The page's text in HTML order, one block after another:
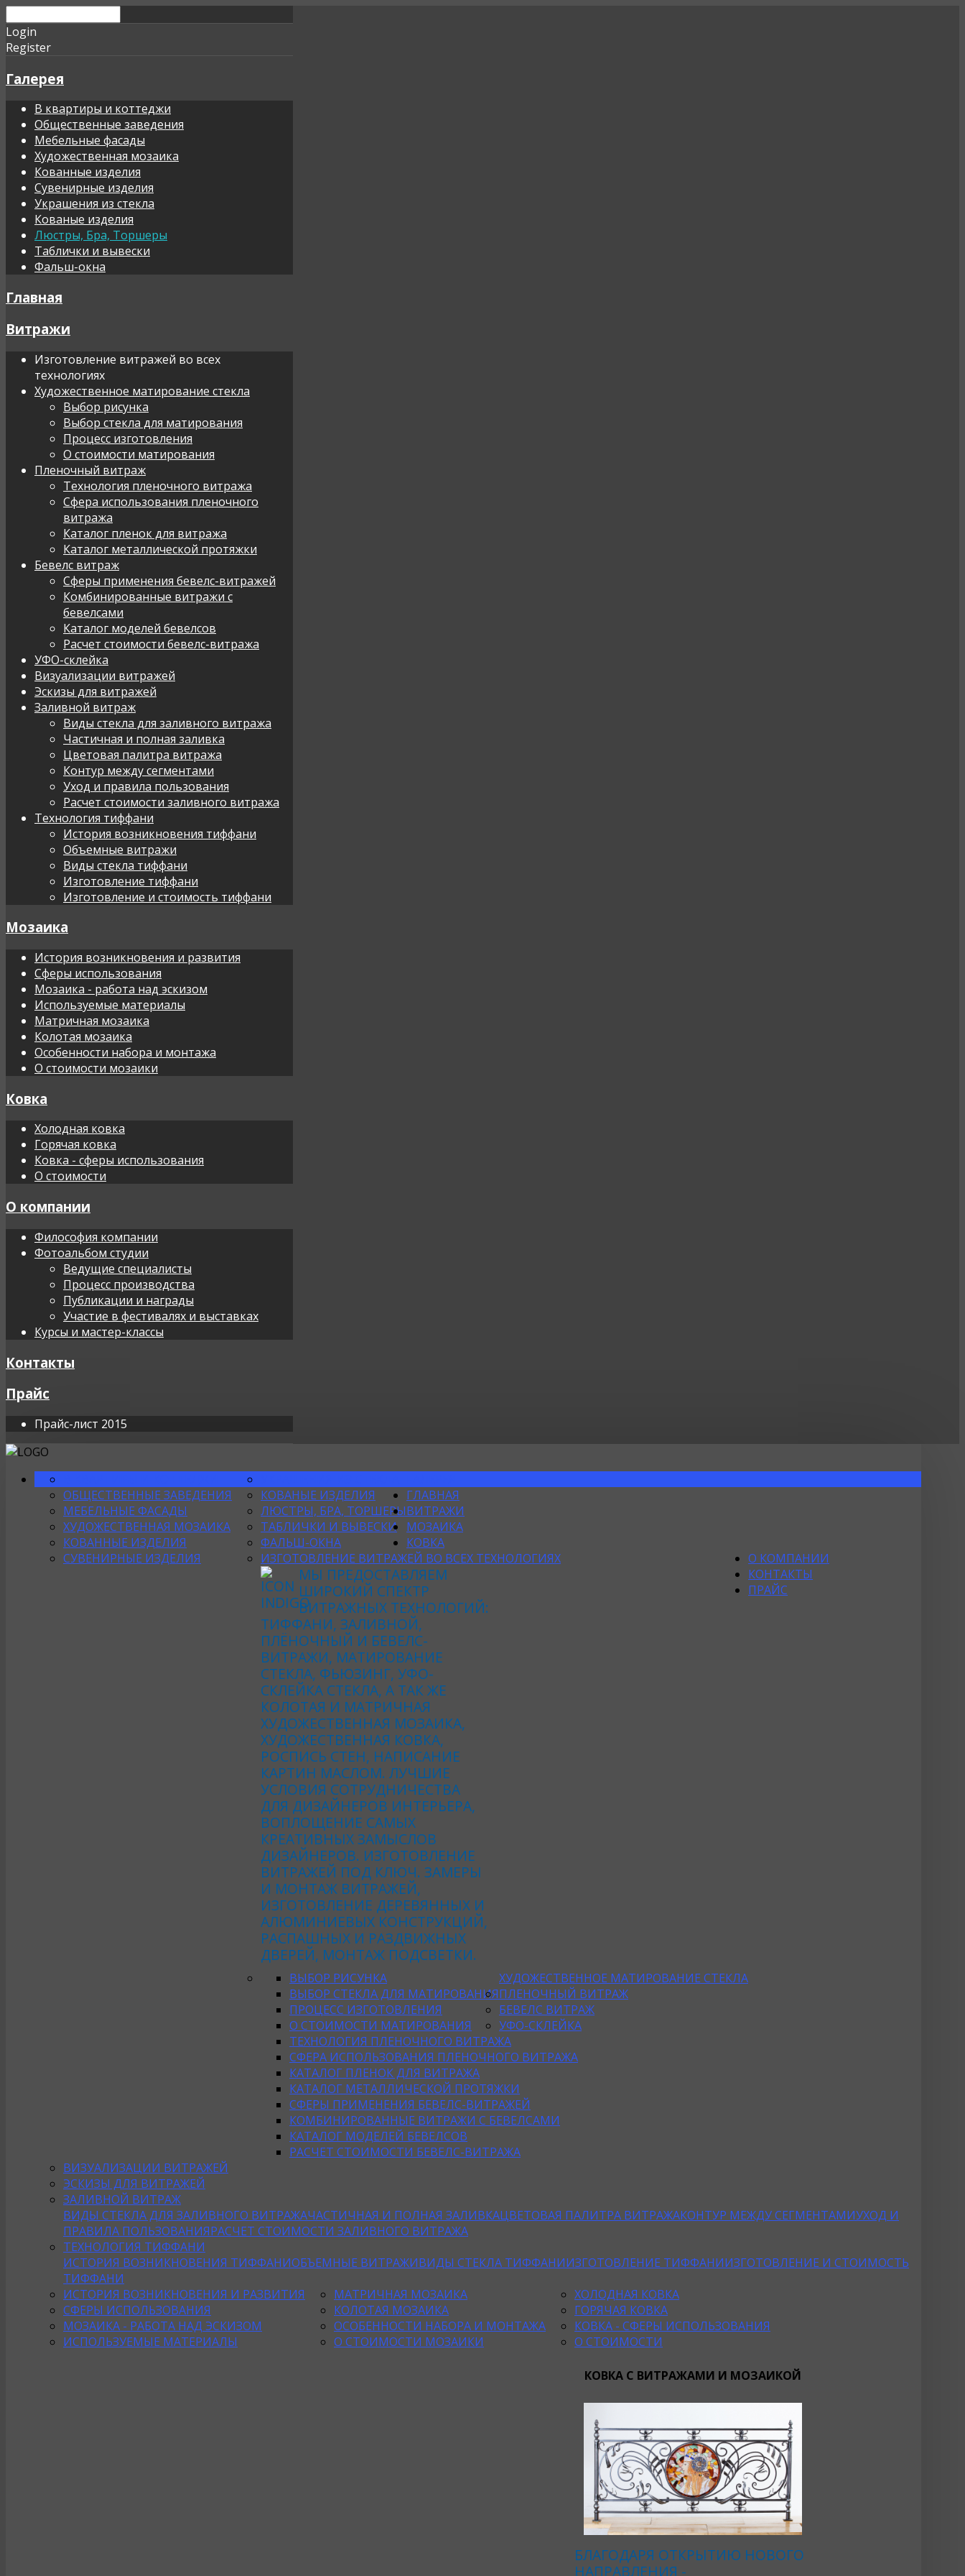
Login
Register
Галерея
В квартиры и коттеджи
Общественные заведения
Мебельные фасады
Художественная мозаика
Кованные изделия
Сувенирные изделия
Украшения из стекла
Кованые изделия
Люстры, Бра, Торшеры
Таблички и вывески
Фальш-окна
Главная
Витражи
Изготовление витражей во всех
технологиях
Художественное матирование стекла
Выбор рисунка
Выбор стекла для матирования
Процесс изготовления
О стоимости матирования
Пленочный витраж
Технология пленочного витража
Сфера использования пленочного
витража
Каталог пленок для витража
Каталог металлической протяжки
Бевелс витраж
Сферы применения бевелс-витражей
Комбинированные витражи с
бевелсами
Каталог моделей бевелсов
Расчет стоимости бевелс-витража
УФО-склейка
Визуализации витражей
Эскизы для витражей
Заливной витраж
Виды стекла для заливного витража
Частичная и полная заливка
Цветовая палитра витража
Контур между сегментами
Уход и правила пользования
Расчет стоимости заливного витража
Технология тиффани
История возникновения тиффани
Объемные витражи
Виды стекла тиффани
Изготовление тиффани
Изготовление и стоимость тиффани
Мозаика
История возникновения и развития
Сферы использования
Мозаика - работа над эскизом
Используемые материалы
Матричная мозаика
Колотая мозаика
Особенности набора и монтажа
О стоимости мозаики
Ковка
Холодная ковка
Горячая ковка
Ковка - сферы использования
О стоимости
О компании
Философия компании
Фотоальбом студии
Ведущие специалисты
Процесс производства
Публикации и награды
Участие в фестивалях и выставках
Курсы и мастер-классы
Контакты
Прайс
Прайс-лист 2015
ОБЩЕСТВЕННЫЕ ЗАВЕДЕНИЯ
МЕБЕЛЬНЫЕ ФАСАДЫ
ХУДОЖЕСТВЕННАЯ МОЗАИКА
КОВАННЫЕ ИЗДЕЛИЯ
СУВЕНИРНЫЕ ИЗДЕЛИЯ
КОВАНЫЕ ИЗДЕЛИЯ
ЛЮСТРЫ, БРА, ТОРШЕРЫ
ТАБЛИЧКИ И ВЫВЕСКИ
ФАЛЬШ-ОКНА
ГЛАВНАЯ
ВИТРАЖИ
ИЗГОТОВЛЕНИЕ ВИТРАЖЕЙ ВО ВСЕХ ТЕХНОЛОГИЯХ
МЫ ПРЕДОСТАВЛЯЕМ
ШИРОКИЙ СПЕКТР
ВИТРАЖНЫХ ТЕХНОЛОГИЙ:
ТИФФАНИ, ЗАЛИВНОЙ,
ПЛЁНОЧНЫЙ И БЕВЕЛС-
ВИТРАЖИ, МАТИРОВАНИЕ
СТЕКЛА, ФЬЮЗИНГ, УФО-
СКЛЕЙКА СТЕКЛА, А ТАК ЖЕ
КОЛОТАЯ И МАТРИЧНАЯ
ХУДОЖЕСТВЕННАЯ МОЗАИКА,
ХУДОЖЕСТВЕННАЯ КОВКА,
РОСПИСЬ СТЕН, НАПИСАНИЕ
КАРТИН МАСЛОМ. ЛУЧШИЕ
УСЛОВИЯ СОТРУДНИЧЕСТВА
ДЛЯ ДИЗАЙНЕРОВ ИНТЕРЬЕРА,
ВОПЛОЩЕНИЕ САМЫХ
КРЕАТИВНЫХ ЗАМЫСЛОВ
ДИЗАЙНЕРОВ. ИЗГОТОВЛЕНИЕ
ВИТРАЖЕЙ ПОД КЛЮЧ. ЗАМЕРЫ
И МОНТАЖ ВИТРАЖЕЙ,
ИЗГОТОВЛЕНИЕ ДЕРЕВЯННЫХ И
АЛЮМИНИЕВЫХ КОНСТРУКЦИЙ,
РАСПАШНЫХ И РАЗДВИЖНЫХ
ДВЕРЕЙ, МОНТАЖ ПОДСВЕТКИ.
ХУДОЖЕСТВЕННОЕ МАТИРОВАНИЕ СТЕКЛА
ВЫБОР РИСУНКА
ВЫБОР СТЕКЛА ДЛЯ МАТИРОВАНИЯ
ПРОЦЕСС ИЗГОТОВЛЕНИЯ
О СТОИМОСТИ МАТИРОВАНИЯ
ПЛЕНОЧНЫЙ ВИТРАЖ
ТЕХНОЛОГИЯ ПЛЕНОЧНОГО ВИТРАЖА
СФЕРА ИСПОЛЬЗОВАНИЯ ПЛЕНОЧНОГО ВИТРАЖА
КАТАЛОГ ПЛЕНОК ДЛЯ ВИТРАЖА
КАТАЛОГ МЕТАЛЛИЧЕСКОЙ ПРОТЯЖКИ
БЕВЕЛС ВИТРАЖ
СФЕРЫ ПРИМЕНЕНИЯ БЕВЕЛС-ВИТРАЖЕЙ
КОМБИНИРОВАННЫЕ ВИТРАЖИ С БЕВЕЛСАМИ
КАТАЛОГ МОДЕЛЕЙ БЕВЕЛСОВ
РАСЧЕТ СТОИМОСТИ БЕВЕЛС-ВИТРАЖА
УФО-СКЛЕЙКА
ВИЗУАЛИЗАЦИИ ВИТРАЖЕЙ
ЭСКИЗЫ ДЛЯ ВИТРАЖЕЙ
ЗАЛИВНОЙ ВИТРАЖ
ВИДЫ СТЕКЛА ДЛЯ ЗАЛИВНОГО ВИТРАЖАЧАСТИЧНАЯ И ПОЛНАЯ ЗАЛИВКАЦВЕТОВАЯ ПАЛИТРА ВИТРАЖАКОНТУР МЕЖДУ СЕГМЕНТАМИУХОД И
ПРАВИЛА ПОЛЬЗОВАНИЯРАСЧЕТ СТОИМОСТИ ЗАЛИВНОГО ВИТРАЖА
ТЕХНОЛОГИЯ ТИФФАНИ
ИСТОРИЯ ВОЗНИКНОВЕНИЯ ТИФФАНИОБЪЕМНЫЕ ВИТРАЖИВИДЫ СТЕКЛА ТИФФАНИИЗГОТОВЛЕНИЕ ТИФФАНИИЗГОТОВЛЕНИЕ И СТОИМОСТЬ
ТИФФАНИ
МОЗАИКА
ИСТОРИЯ ВОЗНИКНОВЕНИЯ И РАЗВИТИЯ
СФЕРЫ ИСПОЛЬЗОВАНИЯ
МОЗАИКА - РАБОТА НАД ЭСКИЗОМ
ИСПОЛЬЗУЕМЫЕ МАТЕРИАЛЫ
МАТРИЧНАЯ МОЗАИКА
КОЛОТАЯ МОЗАИКА
ОСОБЕННОСТИ НАБОРА И МОНТАЖА
О СТОИМОСТИ МОЗАИКИ
КОВКА
ХОЛОДНАЯ КОВКА
ГОРЯЧАЯ КОВКА
КОВКА - СФЕРЫ ИСПОЛЬЗОВАНИЯ
О СТОИМОСТИ
КОВКА С ВИТРАЖАМИ И МОЗАИКОЙ
БЛАГОДАРЯ ОТКРЫТИЮ НОВОГО
НАПРАВЛЕНИЯ -
О КОМПАНИИ
КОНТАКТЫ
ПРАЙС